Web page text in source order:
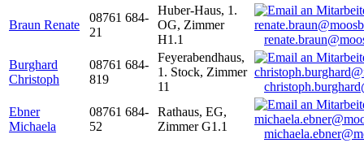
Braun Renate
08761 684-
21
Huber-Haus, 1.
OG, Zimmer
H1.1
Burghard
Christoph
08761 684-
819
Feyerabendhaus,
1. Stock, Zimmer
11
Ebner
Michaela
08761 684-
52
Rathaus, EG,
Zimmer G1.1